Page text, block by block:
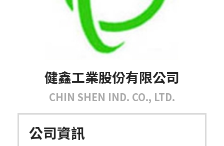
健鑫工業股份有限公司
CHIN SHEN IND. CO., LTD.
公司資訊